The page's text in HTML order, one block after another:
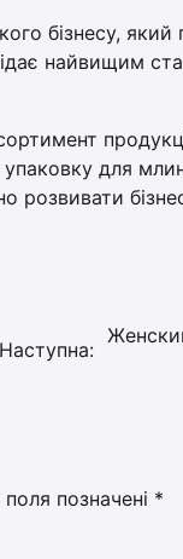
бізнесу, який
найвищим
для
розвивати
Наступна:
поля позначені *